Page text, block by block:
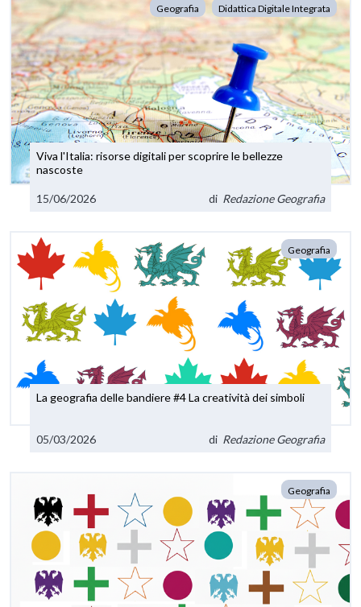
Geografia Didattica Digitale Integrata
Viva l'Italia: risorse digitali per scoprire le bellezze
nascoste
15/06/2026 di Redazione Geografia
Geografia
La geografia delle bandiere #4 La creatività dei simboli
05/03/2026 di Redazione Geografia
Geografia